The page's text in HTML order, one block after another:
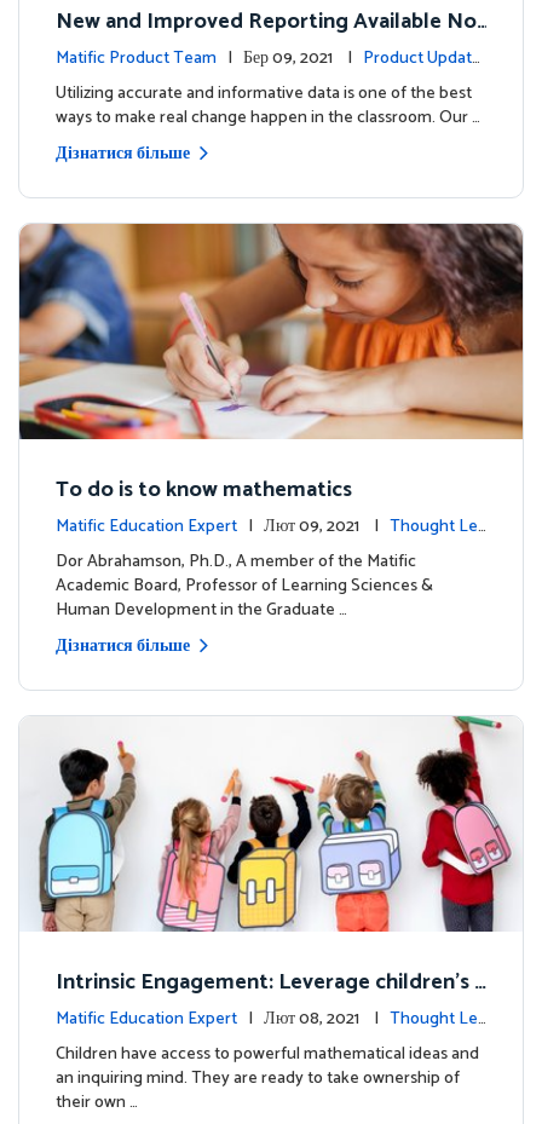
New and Improved Reporting Available No
w!
Matific Product Team | Бер 09, 2021 | Product Update
sUtilizing accurate and informative data is one of the best
ways to make real change happen in the classroom. Our …
Дізнатися більше
To do is to know mathematics
Matific Education Expert | Лют 09, 2021 | Thought Lea
dership
Dor Abrahamson, Ph.D., A member of the Matific
Academic Board, Professor of Learning Sciences &
Human Development in the Graduate …
Дізнатися більше
Intrinsic Engagement: Leverage children's
mathematical potential and inquiring mind
Matific Education Expert | Лют 08, 2021 | Thought Lea
dership
Children have access to powerful mathematical ideas and
an inquiring mind. They are ready to take ownership of
their own …